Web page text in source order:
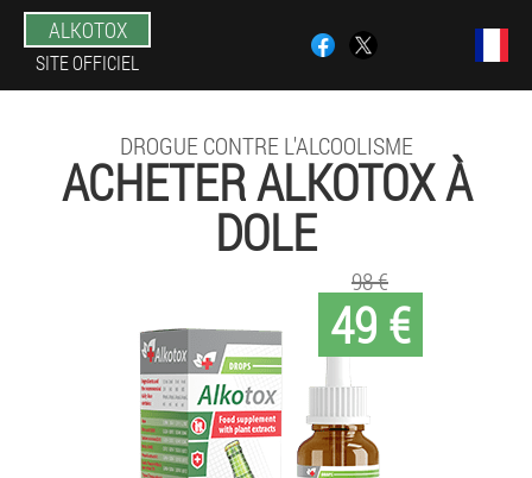
ALKOTOX
SITE OFFICIEL
DROGUE CONTRE L'ALCOOLISME
ACHETER ALKOTOX À
DOLE
49 €
98 €